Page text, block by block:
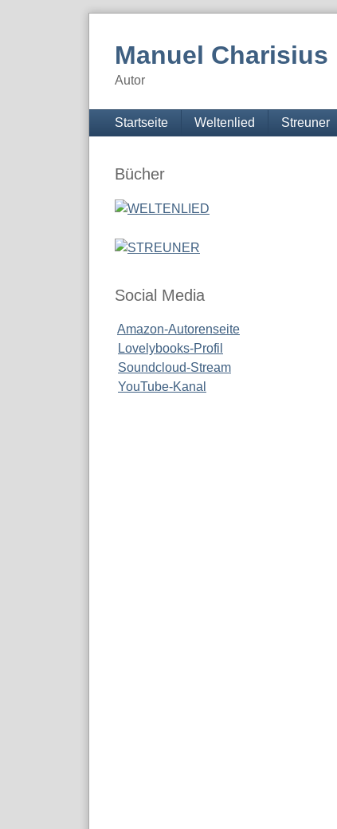
Manuel Charisius
Autor
Navigation
Startseite Weltenlied Streuner
Seitenleiste
Bücher
Social Media
Amazon-Autorenseite
Lovelybooks-Profil
Soundcloud-Stream
YouTube-Kanal